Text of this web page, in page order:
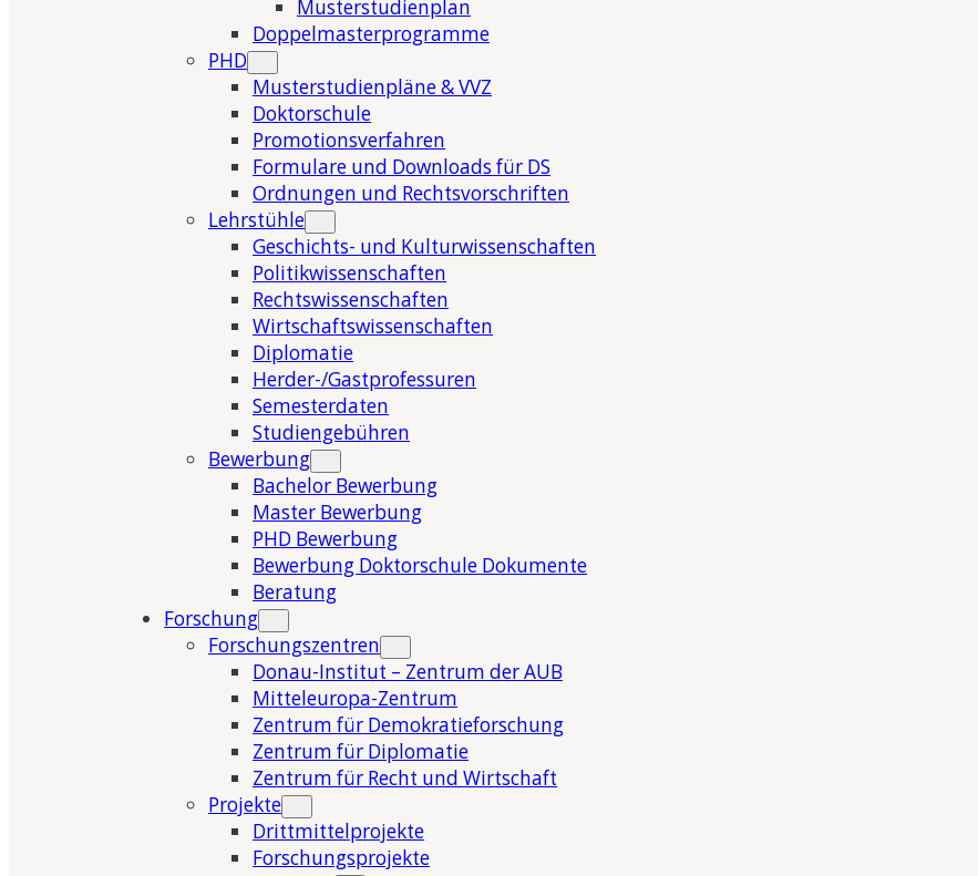
Musterstudienplan
Doppelmasterprogramme
PHD
Musterstudienpläne & VVZ
Doktorschule
Promotionsverfahren
Formulare und Downloads für DS
Ordnungen und Rechtsvorschriften
Lehrstühle
Geschichts- und Kulturwissenschaften
Politikwissenschaften
Rechtswissenschaften
Wirtschaftswissenschaften
Diplomatie
Herder-/Gastprofessuren
Semesterdaten
Studiengebühren
Bewerbung
Bachelor Bewerbung
Master Bewerbung
PHD Bewerbung
Bewerbung Doktorschule Dokumente
Beratung
Forschung
Forschungszentren
Donau-Institut – Zentrum der AUB
Mitteleuropa-Zentrum
Zentrum für Demokratieforschung
Zentrum für Diplomatie
Zentrum für Recht und Wirtschaft
Projekte
Drittmittelprojekte
Forschungsprojekte